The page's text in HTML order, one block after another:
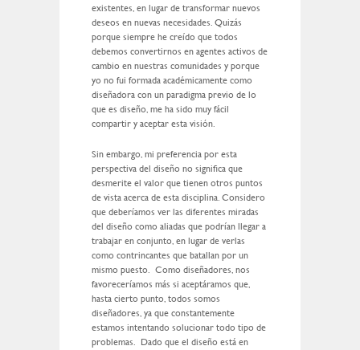
existentes, en lugar de transformar nuevos
deseos en nuevas necesidades. Quizás
porque siempre he creído que todos
debemos convertirnos en agentes activos de
cambio en nuestras comunidades y porque
yo no fui formada académicamente como
diseñadora con un paradigma previo de lo
que es diseño, me ha sido muy fácil
compartir y aceptar esta visión.
Sin embargo, mi preferencia por esta
perspectiva del diseño no significa que
desmerite el valor que tienen otros puntos
de vista acerca de esta disciplina. Considero
que deberíamos ver las diferentes miradas
del diseño como aliadas que podrían llegar a
trabajar en conjunto, en lugar de verlas
como contrincantes que batallan por un
mismo puesto. Como diseñadores, nos
favoreceríamos más si aceptáramos que,
hasta cierto punto, todos somos
diseñadores, ya que constantemente
estamos intentando solucionar todo tipo de
problemas. Dado que el diseño está en